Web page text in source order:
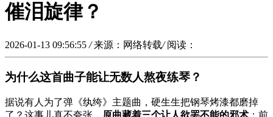
催泪旋律？
2026-01-13 09:56:55 / 来源：网络转载/ 阅读：
为什么这首曲子能让无数人熬夜练琴？
据说有人为了弹《纨绔》主题曲，硬生生把钢琴烤漆都磨掉